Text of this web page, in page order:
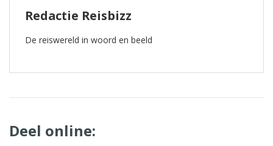
Redactie Reisbizz
De reiswereld in woord en beeld
Deel online: